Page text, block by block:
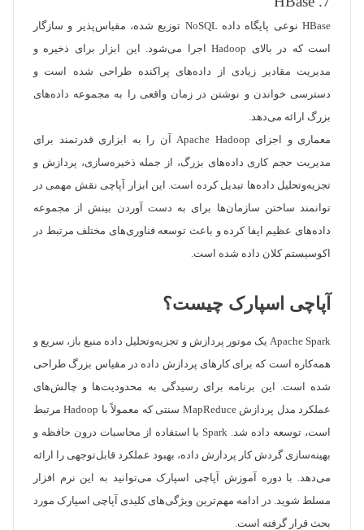
HBase نوعی پایگاه داده NoSQL توزیع شده، مقیاس‌پذیر و سازگار
است که در بالای Hadoop اجرا می‌شود. این ابزار برای ذخیره و
مدیریت مقادیر زیادی از داده‌های پراکنده طراحی شده است و
دسترسی خواندن و نوشتن در زمان واقعی را به مجموعه داده‌های
بزرگ ارائه می‌دهد.
معماری و اجزای Apache Hadoop آن را به ابزاری قدرتمند برای
مدیریت حجم کاری داده‌های بزرگ، از جمله ذخیره‌سازی، پردازش و
تجزیه‌وتحلیل داده‌ها تبدیل کرده است. این ابزار آپاچی نقش مهمی در
توانمند ساختن سازمان‌ها برای به دست آوردن بینش از مجموعه
داده‌های عظیم ایفا کرده و باعث توسعه فناوری‌های مختلف مرتبط در
اکوسیستم کلان داده شده است.
آپاچی اسپارک چیست؟
Apache Spark یک موتور پردازش و تجزیه‌وتحلیل داده منبع باز، سریع و
همه‌کاره است که برای کارهای پردازش داده در مقیاس بزرگ طراحی
شده است. این برنامه برای رسیدگی به محدودیت‌ها و چالش‌های
عملکرد مدل پردازش MapReduce سنتی که معمولاً با Hadoop مرتبط
است، توسعه داده شد. Spark با استفاده از محاسبات درون حافظه و
بهینه‌سازی گردش کار پردازش داده، بهبود عملکرد قابل‌توجهی را ارائه
می‌دهد. با دوره آموزش آپاچی اسپارک می‌توانید به این نرم افزار
مسلط شوید. در ادامه مهم‌ترین ویژگی‌های کلیدی آپاچی اسپارک مورد
بحث قرار گرفته است.